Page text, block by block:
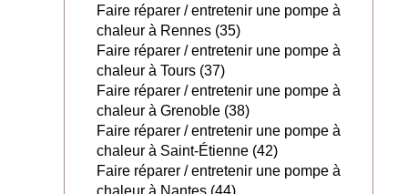
Faire réparer / entretenir une pompe à
chaleur à Rennes (35)
Faire réparer / entretenir une pompe à
chaleur à Tours (37)
Faire réparer / entretenir une pompe à
chaleur à Grenoble (38)
Faire réparer / entretenir une pompe à
chaleur à Saint-Étienne (42)
Faire réparer / entretenir une pompe à